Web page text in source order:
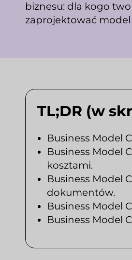
biznesu: dla kogo
zaprojektować model
TL;DR (w
Business Model
Business Model
kosztami.
Business Model
dokumentów.
Business Model
Business Model